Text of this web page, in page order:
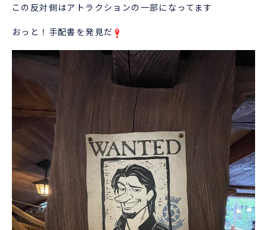
この反対側はアトラクションの一部になってます
おっと！手配書を発見だ